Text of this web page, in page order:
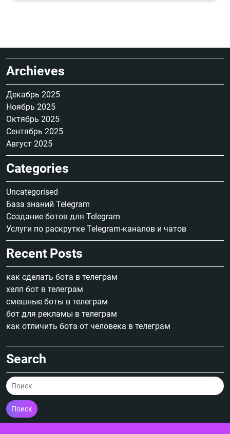
Archieves
Декабрь 2025
Ноябрь 2025
Октябрь 2025
Сентябрь 2025
Август 2025
Categories
Uncategorised
База знаний Telegram
Создание ботов для Telegram
Услуги по раскрутке Telegram-каналов и чатов
Recent Posts
как сделать бота в телеграм
хелп бот в телеграм
смешные боты в телеграм
бот для рекламы в телеграм
как отличить бота от человека в телеграм
Search
Поиск